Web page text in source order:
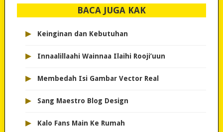
BACA JUGA KAK
▸ Keinginan dan Kebutuhan
▸ Innaalillaahi Wainnaa Ilaihi Rooji’uun
▸ Membedah Isi Gambar Vector Real
▸ Sang Maestro Blog Design
▸ Kalo Fans Main Ke Rumah